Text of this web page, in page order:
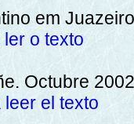
em
o texto
Octubre
el texto